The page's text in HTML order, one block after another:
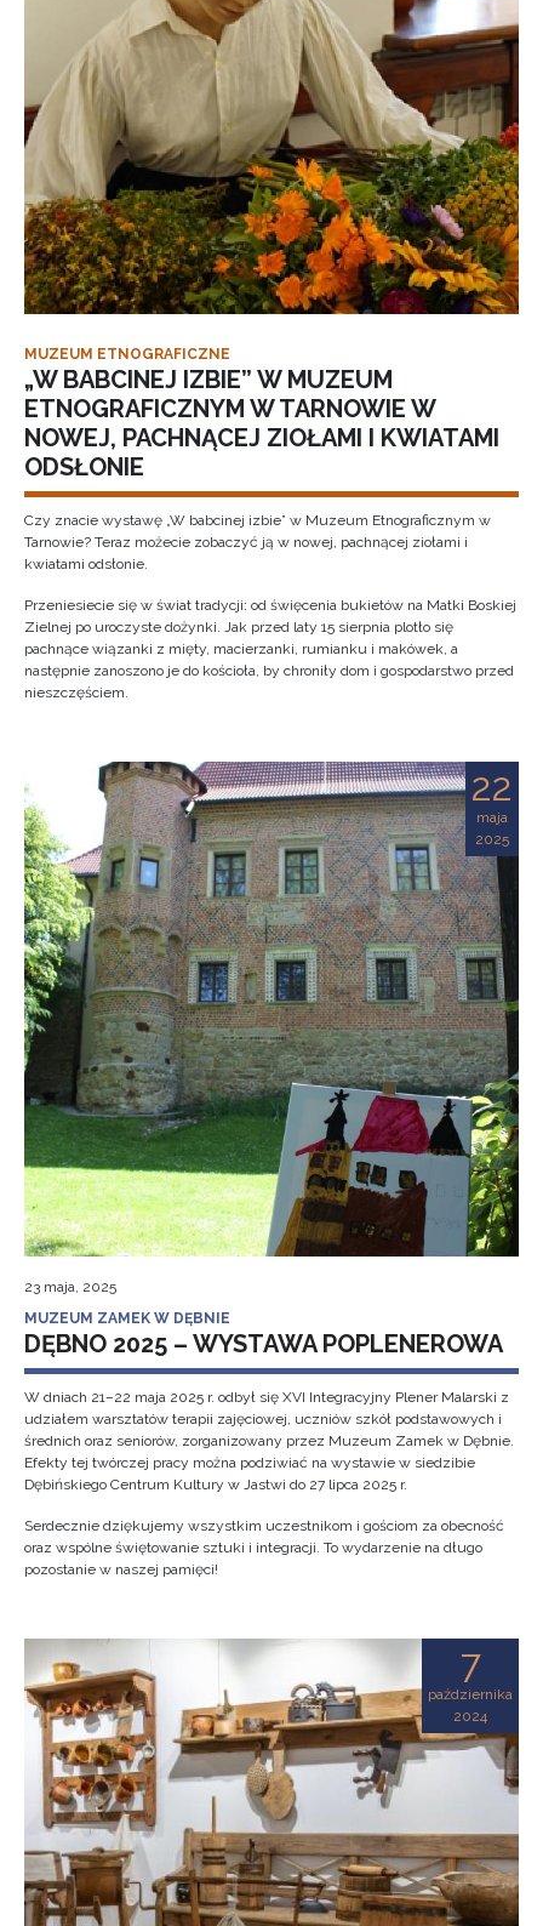
MUZEUM ETNOGRAFICZNE
„W BABCINEJ IZBIE” W MUZEUM
ETNOGRAFICZNYM W TARNOWIE W
NOWEJ, PACHNĄCEJ ZIOŁAMI I KWIATAMI
ODSŁONIE
Czy znacie wystawę „W babcinej izbie” w Muzeum Etnograficznym w
Tarnowie? Teraz możecie zobaczyć ją w nowej, pachnącej ziołami i
kwiatami odsłonie.
Przeniesiecie się w świat tradycji: od święcenia bukietów na Matki Boskiej
Zielnej po uroczyste dożynki. Jak przed laty 15 sierpnia plotło się
pachnące wiązanki z mięty, macierzanki, rumianku i makówek, a
następnie zanoszono je do kościoła, by chroniły dom i gospodarstwo przed
nieszczęściem.
22
maja
2025
23 maja, 2025
MUZEUM ZAMEK W DĘBNIE
DĘBNO 2025 – WYSTAWA POPLENEROWA
W dniach 21–22 maja 2025 r. odbył się XVI Integracyjny Plener Malarski z
udziałem warsztatów terapii zajęciowej, uczniów szkół podstawowych i
średnich oraz seniorów, zorganizowany przez Muzeum Zamek w Dębnie.
Efekty tej twórczej pracy można podziwiać na wystawie w siedzibie
Dębińskiego Centrum Kultury w Jastwi do 27 lipca 2025 r.
Serdecznie dziękujemy wszystkim uczestnikom i gościom za obecność
oraz wspólne świętowanie sztuki i integracji. To wydarzenie na długo
pozostanie w naszej pamięci!
7
października
2024